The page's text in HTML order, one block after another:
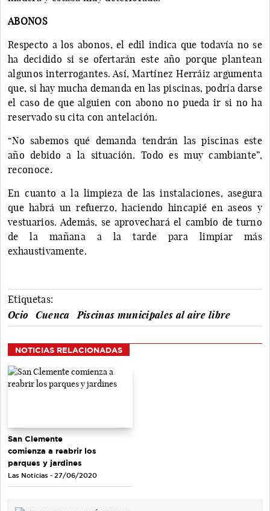
ABONOS
Respecto a los abonos, el edil indica que todavía no se
ha decidido si se ofertarán este año porque plantean
algunos interrogantes. Así, Martínez Herráiz argumenta
que, si hay mucha demanda en las piscinas, podría darse
el caso de que alguien con abono no pueda ir si no ha
reservado su cita con antelación.
“No sabemos qué demanda tendrán las piscinas este
año debido a la situación. Todo es muy cambiante”,
reconoce.
En cuanto a la limpieza de las instalaciones, asegura
que habrá un refuerzo, haciendo hincapié en aseos y
vestuarios. Además, se aprovechará el cambio de turno
de la mañana a la tarde para limpiar más
exhaustivamente.
Etiquetas:
Ocio
Cuenca Piscinas municipales al aire libre
NOTICIAS RELACIONADAS
San Clemente
comienza a reabrir los
parques y jardines
Las Noticias - 27/06/2020